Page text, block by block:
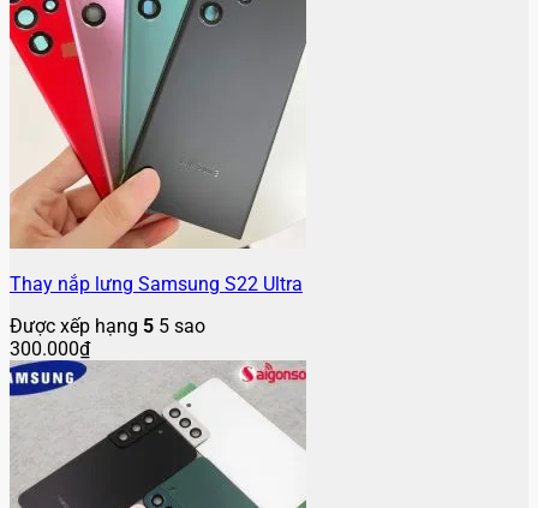
Thay nắp lưng Samsung S22 Ultra
Được xếp hạng 5 5 sao
300.000₫